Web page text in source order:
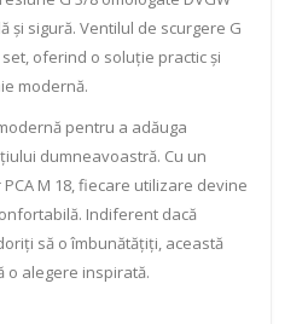
și sigură. Ventilul de scurgere G
oferind o soluție practic și
modernă.
pentru a adăuga
dumneavoastră. Cu un
M 18, fiecare utilizare devine
Indiferent dacă
să o îmbunătățiți, această
o alegere inspirată.